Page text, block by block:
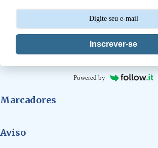
s
Inscrever-se
Powered by
Marcadores
Aviso